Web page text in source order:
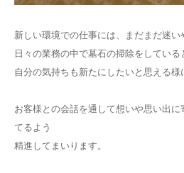
新しい環境での仕事には、まだまだ迷い
日々の業務の中で墓石の掃除をしてい
自分の気持ちも新たにしたいと思える様
お客様との会話を通して想いや思い出
てるよう
精進してまいります。